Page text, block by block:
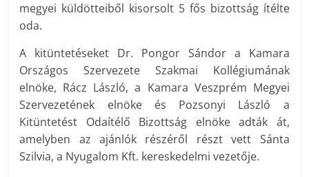
megyei küldötteiből kisorsolt 5 fős bizottság ítélte
oda.
A kitüntetéseket Dr. Pongor Sándor a Kamara
Országos Szervezete Szakmai Kollégiumának
elnöke, Rácz László, a Kamara Veszprém Megyei
Szervezetének elnöke és Pozsonyi László a
Kitüntetést Odaítélő Bizottság elnöke adták át,
amelyben az ajánlók részéről részt vett Sánta
Szilvia, a Nyugalom Kft. kereskedelmi vezetője.